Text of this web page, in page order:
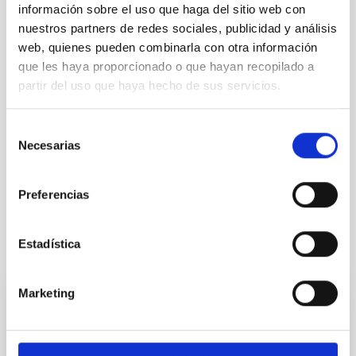
información sobre el uso que haga del sitio web con
nuestros partners de redes sociales, publicidad y análisis
web, quienes pueden combinarla con otra información
que les haya proporcionado o que hayan recopilado a
partir del uso que haya hecho de sus servicios.
Necesarias
Preferencias
Estadística
Marketing
Subvención Astrofísica
Medios de comunicación
Cosmología y Astropartículas (CYA)
Otras noticias relacionadas
Los filamentos cósmicos: las autopistas